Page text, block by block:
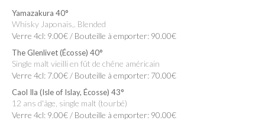
Yamazakura 40°
Whisky Japonais,. Blended
Verre 4cl: 9.00€ / Bouteille à emporter: 90.00€
The Glenlivet (Écosse) 40°
Single malt vieilli en fût de chêne américain
Verre 4cl: 7.00€ / Bouteille à emporter: 70.00€
Caol Ila (Isle of Islay, Écosse) 43°
12 ans d'âge, single malt (tourbé)
Verre 4cl: 9.00€ / Bouteille à emporter: 90.00€